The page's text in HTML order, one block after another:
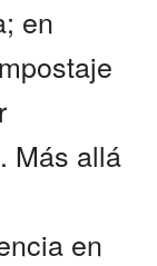
en
Más allá
en